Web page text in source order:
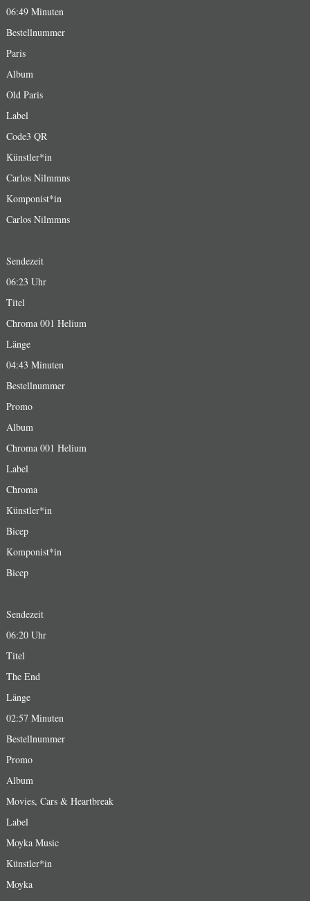
06:49 Minuten
Bestellnummer
Paris
Album
Old Paris
Label
Code3 QR
Künstler*in
Carlos Nilmmns
Komponist*in
Carlos Nilmmns
Sendezeit
06:23 Uhr
Titel
Chroma 001 Helium
Länge
04:43 Minuten
Bestellnummer
Promo
Album
Chroma 001 Helium
Label
Chroma
Künstler*in
Bicep
Komponist*in
Bicep
Sendezeit
06:20 Uhr
Titel
The End
Länge
02:57 Minuten
Bestellnummer
Promo
Album
Movies, Cars & Heartbreak
Label
Moyka Music
Künstler*in
Moyka